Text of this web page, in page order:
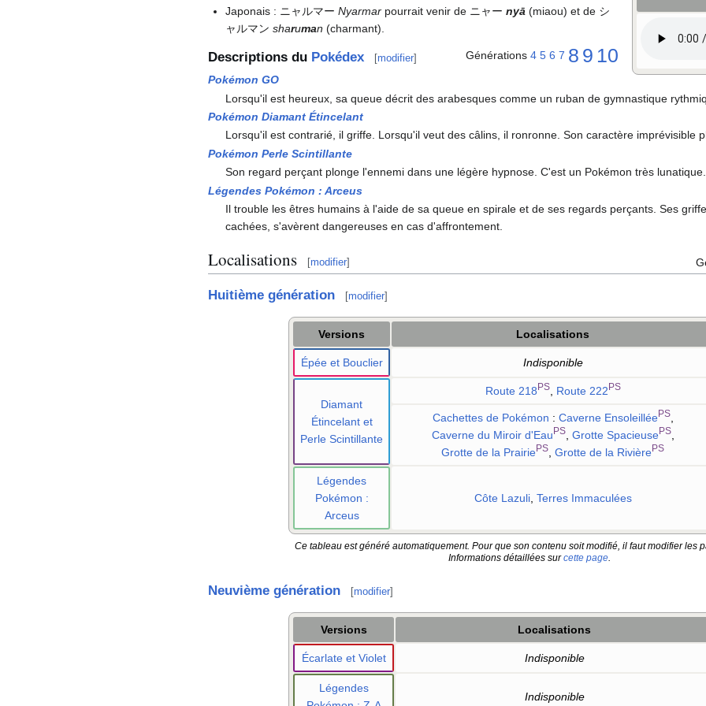
Japonais : ニャルマーNyarmar pourrait venir de ニャーnyā (miaou) et de シ
ャルマンsharuman (charmant).
Descriptions du Pokédex [modifier] Générations 4 5 6 7 8 9 10
Pokémon GO
Lorsqu'il est heureux, sa queue décrit des arabesques comme un ruban de gymnastique
Pokémon Diamant Étincelant
Lorsqu'il est contrarié, il griffe. Lorsqu'il veut des câlins, il ronronne. Son caractère imprévisible
Pokémon Perle Scintillante
Son regard perçant plonge l'ennemi dans une légère hypnose. C'est un Pokémon très lunatique.
Légendes Pokémon : Arceus
Il trouble les êtres humains à l'aide de sa queue en spirale et de ses regards perçants. Ses
cachées, s'avèrent dangereuses en cas d'affrontement.
Localisations [modifier]
Huitième génération [modifier]
Versions Localisations
Épée et Bouclier Indisponible
Diamant
Étincelant et
Perle Scintillante
Route 218PS, Route 222PS
Cachettes de Pokémon : Caverne EnsoleilléePS,
Caverne du Miroir d'EauPS, Grotte SpacieusePS,
Grotte de la PrairiePS Grotte de la RivièrePS
Légendes
Pokémon :
Arceus
Côte Lazuli, Terres Immaculées
Ce tableau est généré automatiquement. Pour que son contenu soit modifié, il faut modifier les
Informations détaillées surcette page
Neuvième génération [modifier]
Versions Localisations
Écarlate et Violet Indisponible
Légendes
Indisponible